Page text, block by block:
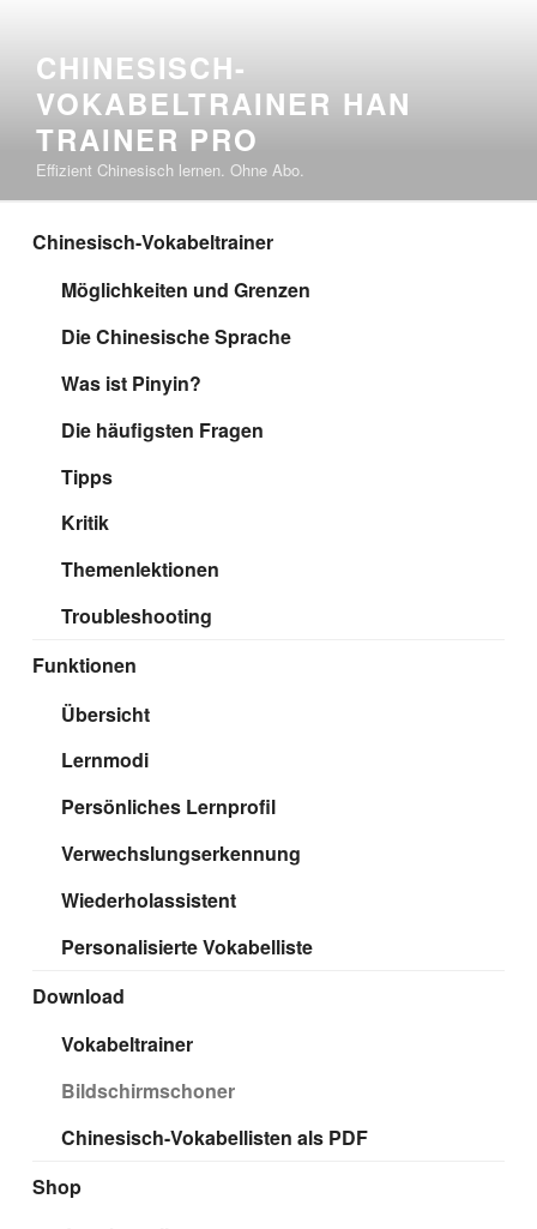
springenCHINESISCH-
VOKABELTRAINER HAN
TRAINER PRO
Effizient Chinesisch lernen. Ohne Abo.
Chinesisch-Vokabeltrainer
Möglichkeiten und Grenzen
Die Chinesische Sprache
Was ist Pinyin?
Die häufigsten Fragen
Tipps
Kritik
Themenlektionen
Troubleshooting
Funktionen
Übersicht
Lernmodi
Persönliches Lernprofil
Verwechslungserkennung
Wiederholassistent
Personalisierte Vokabelliste
Download
Vokabeltrainer
Bildschirmschoner
Chinesisch-Vokabellisten als PDF
Shop